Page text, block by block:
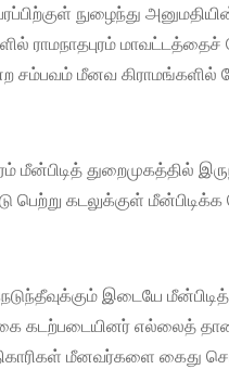
நுழைந்து
ராமநாதபுரம்
மீனவ கிராமங்களில்
மீன்பிடித் துறைமுகத்தில்
பெற்று கடலுக்குள்
இடையே
கடற்படையினர் எல்லைத்
மீனவர்களை கைது